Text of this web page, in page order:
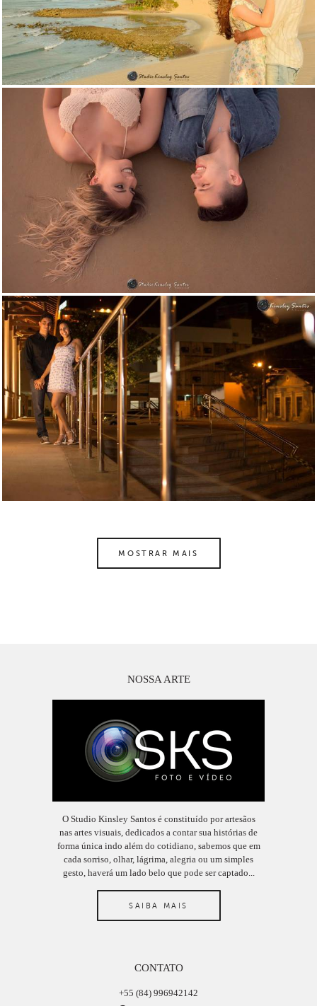
MOSTRAR MAIS
NOSSA ARTE
O Studio Kinsley Santos é constituído por artesãos
nas artes visuais, dedicados a contar sua histórias de
forma única indo além do cotidiano, sabemos que em
cada sorriso, olhar, lágrima, alegria ou um simples
gesto, haverá um lado belo que pode ser captado...
SAIBA MAIS
CONTATO
+55 (84) 996942142